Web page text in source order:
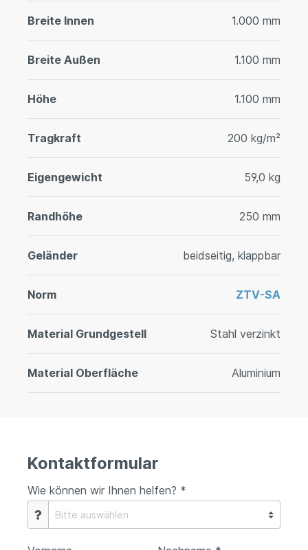
Breite Innen 1.000 mm
Breite Außen 1.100 mm
Höhe 1.100 mm
Tragkraft 200 kg/m²
Eigengewicht 59,0 kg
Randhöhe 250 mm
Geländer beidseitig, klappbar
Norm ZTV-SA
Material Grundgestell Stahl verzinkt
Material Oberfläche Aluminium
Kontaktformular
Wie können wir Ihnen helfen? *